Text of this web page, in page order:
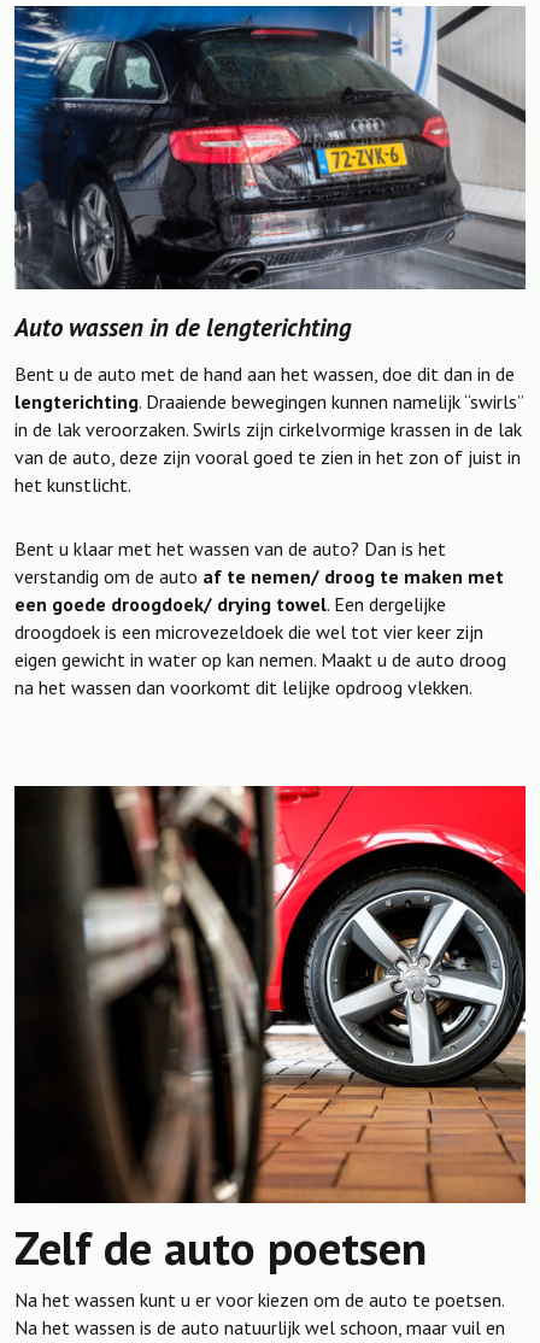
Auto wassen in de lengterichting
Bent u de auto met de hand aan het wassen, doe dit dan in de
lengterichting. Draaiende bewegingen kunnen namelijk “swirls”
in de lak veroorzaken. Swirls zijn cirkelvormige krassen in de lak
van de auto, deze zijn vooral goed te zien in het zon of juist in
het kunstlicht.
Bent u klaar met het wassen van de auto? Dan is het
verstandig om de auto af te nemen/ droog te maken met
een goede droogdoek/ drying towel. Een dergelijke
droogdoek is een microvezeldoek die wel tot vier keer zijn
eigen gewicht in water op kan nemen. Maakt u de auto droog
na het wassen dan voorkomt dit lelijke opdroog vlekken.
Zelf de auto poetsen
Na het wassen kunt u er voor kiezen om de auto te poetsen.
Na het wassen is de auto natuurlijk wel schoon, maar vuil en